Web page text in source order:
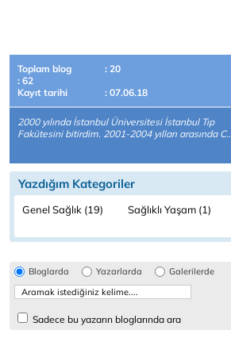
Toplam blog
: 20
: 62
Kayıt tarihi
: 07.06.18
2000 yılında İstanbul Üniversitesi İstanbul Tıp
Fakütesini bitirdim. 2001-2004 yılları arasında C..
Yazdığım Kategoriler
Genel Sağlık (19) Sağlıklı Yaşam (1)
Bloglarda Yazarlarda Galerilerde
Sadece bu yazarın bloglarında ara